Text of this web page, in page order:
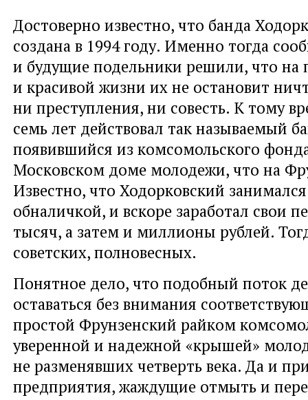
Достоверно известно, что банда
создана в 1994 году. Именно тогда
и будущие подельники решили, что на
и красивой жизни их не остановит
ни преступления, ни совесть. К тому
семь лет действовал так называемый
появившийся из комсомольского
Московском доме молодежи, что на
Известно, что Ходорковский
обналичкой, и вскоре заработал свои
тысяч, а затем и миллионы рублей.
советских, полновесных.
Понятное дело, что подобный поток
оставаться без внимания
простой Фрунзенский райком
уверенной и надежной «крышей»
не разменявших четверть века. Да и
предприятия, жаждущие отмыть и